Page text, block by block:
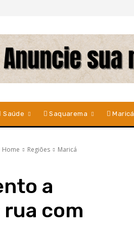
Saúde Saquarema Maricá
Home Regiões Maricá
a
com